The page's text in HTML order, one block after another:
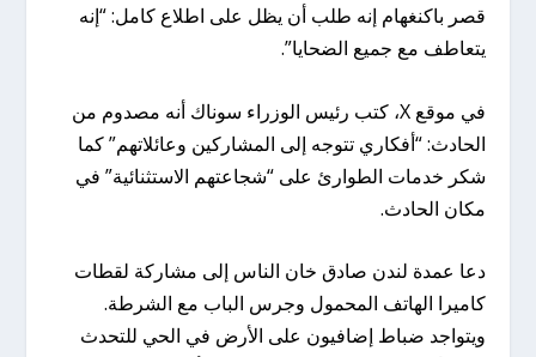
قصر باكنغهام إنه طلب أن يظل على اطلاع كامل: “إنه
يتعاطف مع جميع الضحايا”.
في موقع X، كتب رئيس الوزراء سوناك أنه مصدوم من
الحادث: “أفكاري تتوجه إلى المشاركين وعائلاتهم” كما
شكر خدمات الطوارئ على “شجاعتهم الاستثنائية” في
مكان الحادث.
دعا عمدة لندن صادق خان الناس إلى مشاركة لقطات
كاميرا الهاتف المحمول وجرس الباب مع الشرطة.
ويتواجد ضباط إضافيون على الأرض في الحي للتحدث